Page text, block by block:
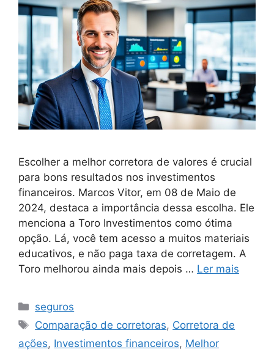
Escolher a melhor corretora de valores é crucial
para bons resultados nos investimentos
financeiros. Marcos Vitor, em 08 de Maio de
2024, destaca a importância dessa escolha. Ele
menciona a Toro Investimentos como ótima
opção. Lá, você tem acesso a muitos materiais
educativos, e não paga taxa de corretagem. A
Toro melhorou ainda mais depois … Ler mais
Categorias
seguros
Tags
Comparação de corretoras, Corretora de
ações, Investimentos financeiros, Melhor